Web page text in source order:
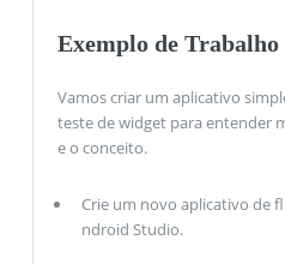
Exemplo de Trabalho
Vamos criar um aplicativo
teste de widget para entender
e o conceito.
Crie um novo aplicativo de
ndroid Studio.